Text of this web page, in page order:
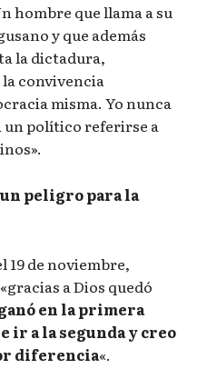
hombre que llama a su
y que además
la dictadura,
convivencia
misma. Yo nunca
un político referirse a
peligro para la
19 de noviembre,
a Dios quedó
en la primera
ir a la segunda y creo
diferencia«.